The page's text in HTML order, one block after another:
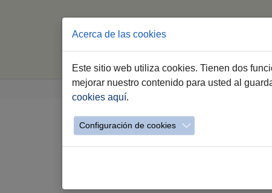
Jerez.es Webs Municipales Voluntariado
Catálogo Voluntariado
Acerca de las cookies
Este sitio web utiliza cookies. Tienen dos
mejorar nuestro contenido para usted al
cookies aquí.
Configuración de cookies